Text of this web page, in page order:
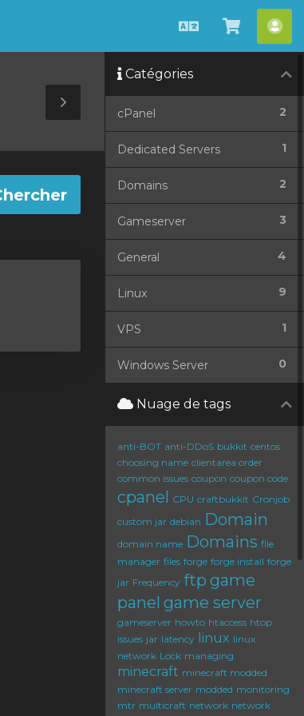
FrançaisAfficher
le
panier
Toggle
Sidebar
Catégories
2
cPanel
1
Dedicated Servers
2
Domains
3
Gameserver
4
General
9
Linux
1
VPS
0
Windows Server
Nuage de tags
anti-BOT anti-DDoS bukkit centos
choosing name clientarea order
common issues coupon coupon code
cpanel CPU craftbukkit Cronjob
custom jar debian Domain
domain name Domains file
manager files forge forge install forge
jar Frequency ftp game
panel game server
gameserver howto htaccess htop
issues jar latency linux linux
network Lock managing
minecraft minecraft modded
minecraft server modded monitoring
mtr multicraft network network